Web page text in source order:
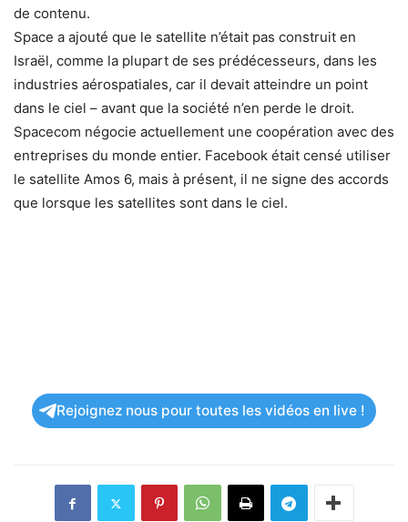
de contenu.
Space a ajouté que le satellite n’était pas construit en
Israël, comme la plupart de ses prédécesseurs, dans les
industries aérospatiales, car il devait atteindre un point
dans le ciel – avant que la société n’en perde le droit.
Spacecom négocie actuellement une coopération avec des
entreprises du monde entier. Facebook était censé utiliser
le satellite Amos 6, mais à présent, il ne signe des accords
que lorsque les satellites sont dans le ciel.
Rejoignez nous pour toutes les vidéos en live !